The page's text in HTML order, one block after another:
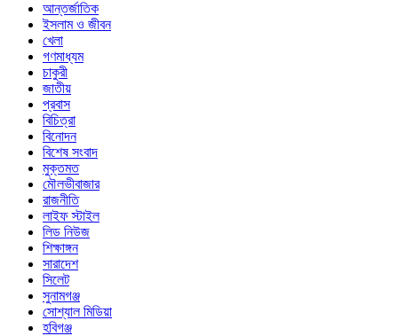
আন্তর্জাতিক
ইসলাম ও জীবন
খেলা
গণমাধ্যম
চাকুরী
জাতীয়
প্রবাস
বিচিত্রা
বিনোদন
বিশেষ সংবাদ
মুক্তমত
মৌলভীবাজার
রাজনীতি
লাইফ স্টাইল
লিড নিউজ
শিক্ষাঙ্গন
সারাদেশ
সিলেট
সুনামগঞ্জ
সোশ্যাল মিডিয়া
হবিগঞ্জ